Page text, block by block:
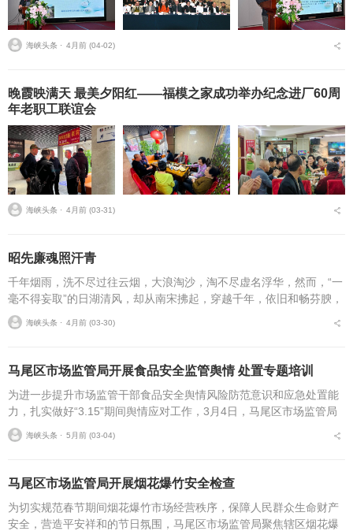
海峡头条 ⋅ 4月前 (04-02)
晚霞映满天 最美夕阳红——福模之家成功举办纪念进厂60周
年老职工联谊会
海峡头条 ⋅ 4月前 (03-31)
昭先廉魂照汗青
千年烟雨，洗不尽过往云烟，大浪淘沙，淘不尽虚名浮华，然而，“一
毫不得妄取”的日湖清风，却从南宋拂起，穿越千年，依旧和畅芬腴，
抚平了古今多少妄取之心。闽山苍苍，敖水泱泱。唐末，郑氏祖辈随
王审知入闽，发现...
海峡头条 ⋅ 4月前 (03-30)
马尾区市场监管局开展食品安全监管舆情 处置专题培训
为进一步提升市场监管干部食品安全舆情风险防范意识和应急处置能
力，扎实做好“3.15”期间舆情应对工作，3月4日，马尾区市场监管局
组织开展2026年食品安全监管舆情案例与舆情处置培训，局领导班子
及各科所...
海峡头条 ⋅ 5月前 (03-04)
马尾区市场监管局开展烟花爆竹安全检查
为切实规范春节期间烟花爆竹市场经营秩序，保障人民群众生命财产
安全，营造平安祥和的节日氛围，马尾区市场监管局聚焦辖区烟花爆